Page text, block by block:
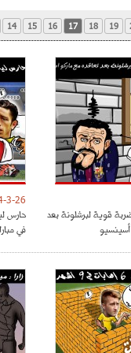
14 15 16 17 18 19
قوية لبرشلونة بعد
3-26
حارس
في